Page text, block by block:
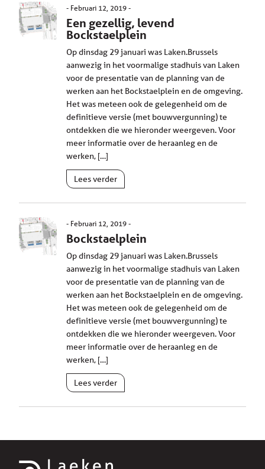
Februari 12, 2019
Een gezellig, levend
Bockstaelplein
Op dinsdag 29 januari was Laken.Brussels
aanwezig in het voormalige stadhuis van Laken
voor de presentatie van de planning van de
werken aan het Bockstaelplein en de omgeving.
Het was meteen ook de gelegenheid om de
definitieve versie (met bouwvergunning) te
ontdekken die we hieronder weergeven. Voor
meer informatie over de heraanleg en de
werken, […]
Lees verder
Februari 12, 2019
Bockstaelplein
Op dinsdag 29 januari was Laken.Brussels
aanwezig in het voormalige stadhuis van Laken
voor de presentatie van de planning van de
werken aan het Bockstaelplein en de omgeving.
Het was meteen ook de gelegenheid om de
definitieve versie (met bouwvergunning) te
ontdekken die we hieronder weergeven. Voor
meer informatie over de heraanleg en de
werken, […]
Lees verder